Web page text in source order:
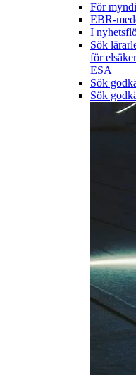
För
EBR-
I
Sök
för
ESA
Sök
Sök